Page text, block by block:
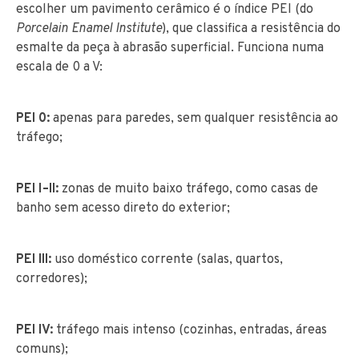
escolher um pavimento cerâmico é o índice PEI (do
Porcelain Enamel Institute), que classifica a resistência do
esmalte da peça à abrasão superficial. Funciona numa
escala de 0 a V:
PEI 0: apenas para paredes, sem qualquer resistência ao
tráfego;
PEI I–II: zonas de muito baixo tráfego, como casas de
banho sem acesso direto do exterior;
PEI III: uso doméstico corrente (salas, quartos,
corredores);
PEI IV: tráfego mais intenso (cozinhas, entradas, áreas
comuns);